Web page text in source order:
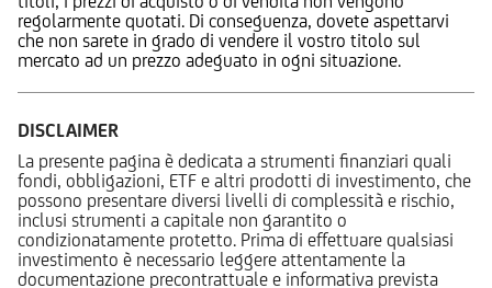
regolarmente quotati. Di conseguenza, dovete aspettarvi
che non sarete in grado di vendere il vostro titolo sul
mercato ad un prezzo adeguato in ogni situazione.
DISCLAIMER
La presente pagina è dedicata a strumenti finanziari quali
fondi, obbligazioni, ETF e altri prodotti di investimento, che
possono presentare diversi livelli di complessità e rischio,
inclusi strumenti a capitale non garantito o
condizionatamente protetto. Prima di effettuare qualsiasi
investimento è necessario leggere attentamente la
documentazione precontrattuale e informativa prevista